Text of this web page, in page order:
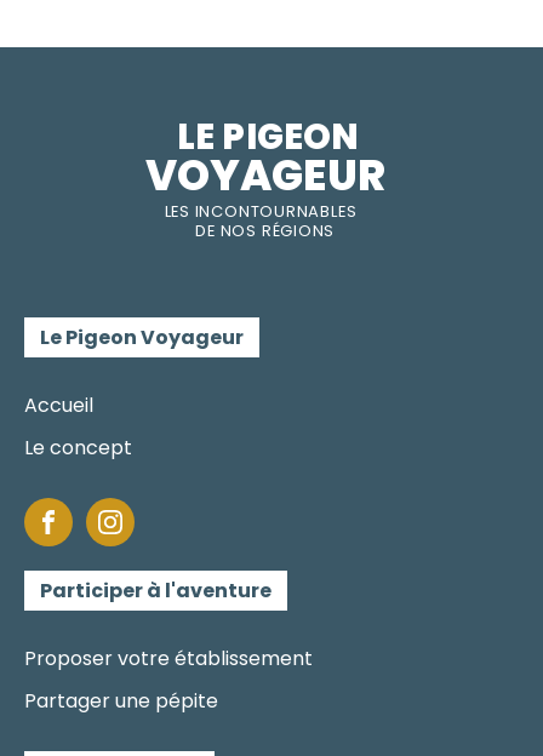
LES INCONTOURNABLES
DE NOS RÉGIONS
LE PIGEON
VOYAGEUR
Le Pigeon Voyageur
Accueil
Le concept
Participer à l'aventure
Proposer votre établissement
Partager une pépite